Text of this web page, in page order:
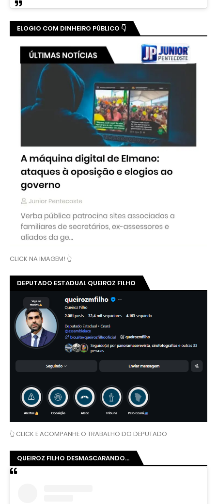
ELOGIO COM DINHEIRO PÚBLICO 👇
CLICK NA IMAGEM! 👆
DEPUTADO ESTADUAL QUEIROZ FILHO
👆 CLICK E ACOMPANHE O TRABALHO DO DEPUTADO
QUEIROZ FILHO DESMASCARANDO...